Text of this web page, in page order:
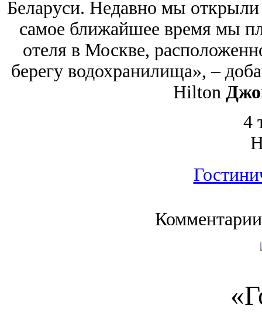
Беларуси. Недавно мы
самое ближайшее время мы
отеля в Москве,
берегу водохранилища», –
Hilton
4